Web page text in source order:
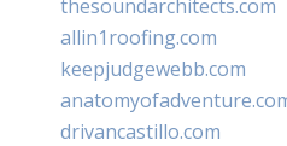
thesoundarchitects.com
allin1roofing.com
keepjudgewebb.com
drivancastillo.com